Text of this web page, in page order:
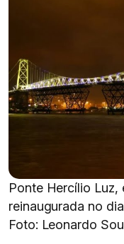
Ponte Hercílio Luz,
reinaugurada no
Foto: Leonardo